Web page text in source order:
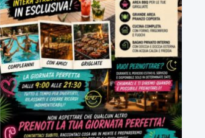
ULTIMI VIDEO
TUTTI I VIDEO